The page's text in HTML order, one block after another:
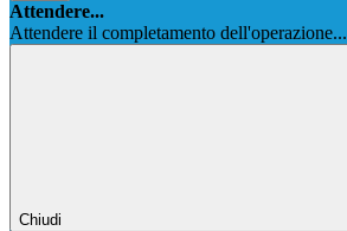
Attendere...
Attendere il completamento dell'operazione...
Chiudi